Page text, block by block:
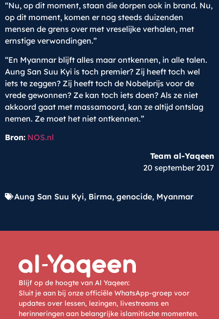
“Nu, op dit moment, staan die dorpen ook in brand. Nu,
op dit moment, komen er nog steeds duizenden
mensen de grens over met vreselijke verhalen, met
ernstige verwondingen.”
“En Myanmar blijft alles maar ontkennen, in alle talen.
Aung San Suu Kyi is toch premier? Zij heeft toch wel
iets te zeggen? Zij heeft toch de Nobelprijs voor de
vrede gewonnen? Ze kan toch iets doen? Als ze niet
akkoord gaat met massamoord, kan ze altijd ontslag
nemen. Ze moet het niet ontkennen.”
Bron: NOS.nl
Team al-Yaqeen
20 september 2017
Aung San Suu Kyi, Birma, genocide, Myanmar
Blijf op de hoogte van Al Yaqeen:
Sluit je aan bij onze officiële WhatsApp-groep voor
updates over lessen, lezingen, livestreams en
herinneringen aan belangrijke islamitische momenten.